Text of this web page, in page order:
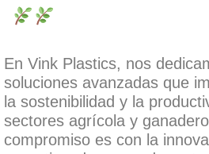
En Vink Plastics, nos
soluciones avanzadas que
la sostenibilidad y la
sectores agrícola y
compromiso es con la